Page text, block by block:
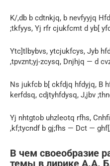
K/,db b cdtnkjq, b nevfyyjq
;tkfyys, Yj rfr cjukfcmt d yb[
Ytc]tlbybvs, ytcjukfcys, Jyb
,tpvznt;yj-zcysq, Dnjhjq — d
Ns jukfcb b[ ckfdjq hfdyjq, B
kerfdsq, cdjtyhfdysq, J,jbv
Yj nhtgtob uhzleotq rfhs,
,kf;tycndf b gj;fhs — Dct —
В чем своеобразие